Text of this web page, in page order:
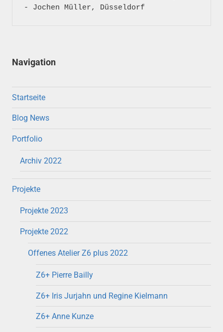
- Jochen Müller, Düsseldorf
Navigation
Startseite
Blog News
Portfolio
Archiv 2022
Projekte
Projekte 2023
Projekte 2022
Offenes Atelier Z6 plus 2022
Z6+ Pierre Bailly
Z6+ Iris Jurjahn und Regine Kielmann
Z6+ Anne Kunze